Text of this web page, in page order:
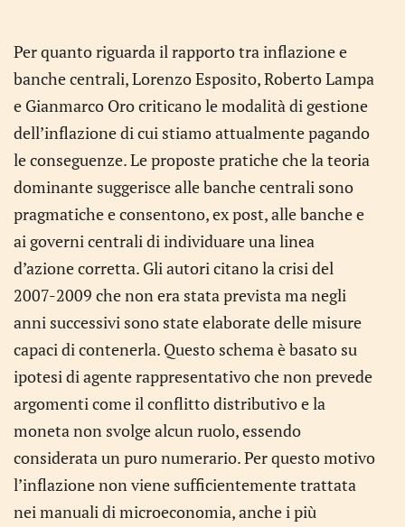
Per quanto riguarda il rapporto tra inflazione e
banche centrali, Lorenzo Esposito, Roberto Lampa
e Gianmarco Oro criticano le modalità di gestione
dell’inflazione di cui stiamo attualmente pagando
le conseguenze. Le proposte pratiche che la teoria
dominante suggerisce alle banche centrali sono
pragmatiche e consentono, ex post, alle banche e
ai governi centrali di individuare una linea
d’azione corretta. Gli autori citano la crisi del
2007-2009 che non era stata prevista ma negli
anni successivi sono state elaborate delle misure
capaci di contenerla. Questo schema è basato su
ipotesi di agente rappresentativo che non prevede
argomenti come il conflitto distributivo e la
moneta non svolge alcun ruolo, essendo
considerata un puro numerario. Per questo motivo
l’inflazione non viene sufficientemente trattata
nei manuali di microeconomia, anche i più